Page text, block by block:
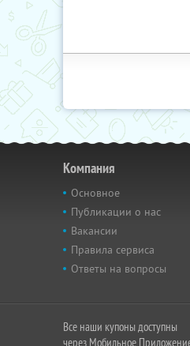
Компания
Основное
Публикации о нас
Вакансии
Правила сервиса
Ответы на вопросы
Все наши купоны доступны
через Мобильное